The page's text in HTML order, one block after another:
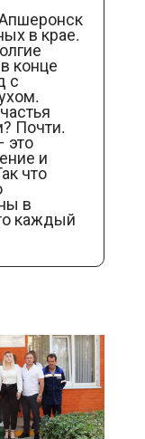
в крае.
конце
с
Почти.
это
и
что
в
каждый